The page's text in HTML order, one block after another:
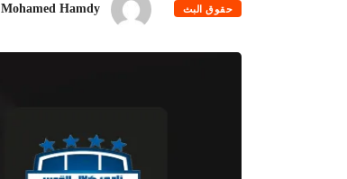
حقوق البث Mohamed Hamdy